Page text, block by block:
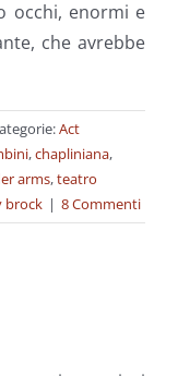
occhi, enormi e
che avrebbe
Act
,chapliniana,
arms,teatro
brock | 8 Commenti